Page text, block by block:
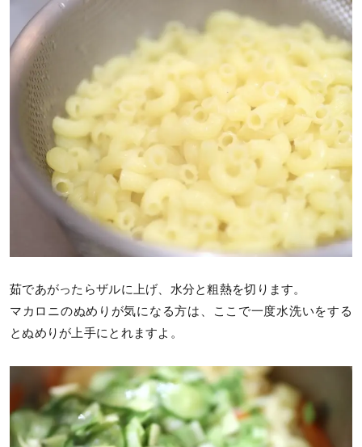
茹であがったらザルに上げ、水分と粗熱を切ります。
マカロニのぬめりが気になる方は、ここで一度水洗いをする
とぬめりが上手にとれますよ。